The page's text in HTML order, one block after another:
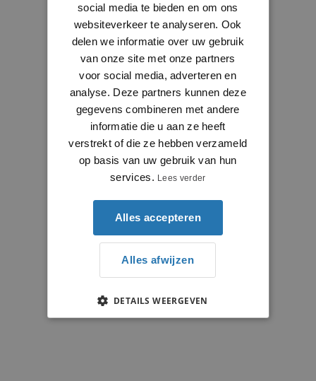
social media te bieden en om ons
websiteverkeer te analyseren. Ook
delen we informatie over uw gebruik
van onze site met onze partners
voor social media, adverteren en
analyse. Deze partners kunnen deze
gegevens combineren met andere
informatie die u aan ze heeft
verstrekt of die ze hebben verzameld
op basis van uw gebruik van hun
services.
Lees verder
Alles accepteren
Alles afwijzen
DETAILS WEERGEVEN